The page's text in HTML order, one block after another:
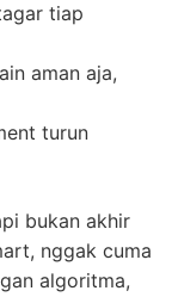
tiap
aman aja,
turun
bukan akhir
nggak cuma
algoritma,